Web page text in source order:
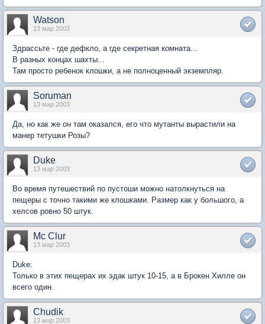
Watson
13 мар 2003
Здрассьте - где дефкло, а где секретная комната...
В разных концах шахты...
Там просто ребенок клошки, а не полноценный экземпляр.
Soruman
13 мар 2003
Да, но как же он там оказался, его что мутанты вырастили на
манер тетушки Розы?
Duke
13 мар 2003
Во время путешествий по пустоши можно натолкнуться на
пещеры с точно такими же клошками. Размер как у большого, а
хелсов ровно 50 штук.
Mc Clur
13 мар 2003
Duke:
Только в этих пещерах их эдак штук 10-15, а в Брокен Хилле он
всего один.
Chudik
13 мар 2003